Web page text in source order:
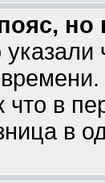
в
в